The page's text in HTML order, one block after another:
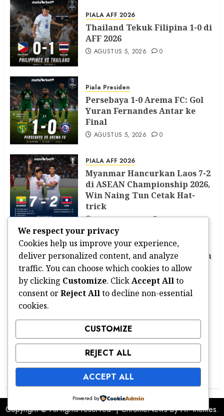
PIALA AFF 2026
Thailand Tekuk Filipina 1-0 di
AFF 2026
AGUSTUS 5, 2026 0
Piala Presiden
Persebaya 1-0 Arema FC: Gol
Yuran Fernandes Antar ke
Final
AGUSTUS 5, 2026 0
PIALA AFF 2026
Myanmar Hancurkan Laos 7-2
di ASEAN Championship 2026,
Win Naing Tun Cetak Hat-
trick
AGUSTUS 4, 2026 0
Piala Presiden
Persib Bandung Tumbangkan
Persija 2-1 di Piala Presiden
2026
AGUSTUS 4, 2026 0
Indonesia vs Vietnam 0-3 di
ASEAN Championship 2026:
Garuda Terpukul, Laga
Hidup-Mati Menanti
AGUSTUS 4, 2026
Copyright © All rights reserved.|ChromeNewsby AF themes.
We respect your privacy
Cookies help us improve your experience,
deliver personalized content, and analyze
traffic. You can choose which cookies to allow
by clicking Customize. ClickAccept Allto
consent orReject Allto decline non-essential
cookies.
CUSTOMIZE
REJECT ALL
ACCEPT ALL
Powered by